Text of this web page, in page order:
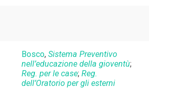
Bosco,Sistema Preventivo
nell’educazione della gioventù;
Reg. per le case; Reg.
dell’Oratorio per gli esterni